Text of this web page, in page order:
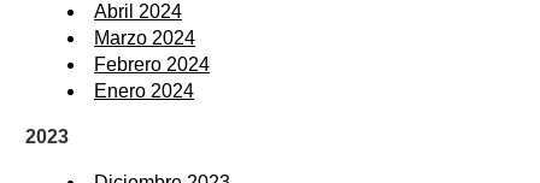
Abril 2024
Marzo 2024
Febrero 2024
Enero 2024
2023